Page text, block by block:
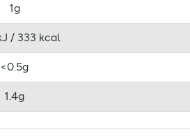
1g
/ 333 kcal
<0.5g
1.4g